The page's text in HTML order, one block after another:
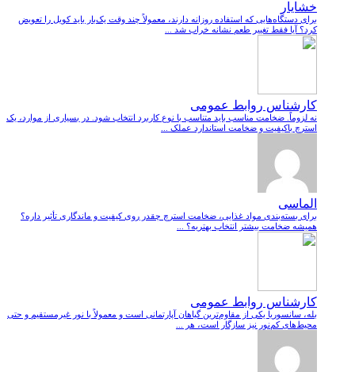
خشایار
برای دستگاه‌هایی که استفاده روزانه دارند، معمولاً چند وقت یک‌بار باید کویل را تعویض
کرد؟ آیا فقط تغییر طعم نشانه خراب شد ...
کارشناس روابط عمومی
نه لزوماً. ضخامت مناسب باید متناسب با نوع کاربرد انتخاب شود. در بسیاری از موارد، یک
استرچ باکیفیت و ضخامت استاندارد عملک ...
الماسی
برای بسته‌بندی مواد غذایی، ضخامت استرچ چقدر روی کیفیت و ماندگاری تأثیر داره؟
همیشه ضخامت بیشتر انتخاب بهتریه؟ ...
کارشناس روابط عمومی
بله، سانسوریا یکی از مقاوم‌ترین گیاهان آپارتمانی است و معمولاً با نور غیرمستقیم و حتی
محیط‌های کم‌نور نیز سازگار است، هر ...